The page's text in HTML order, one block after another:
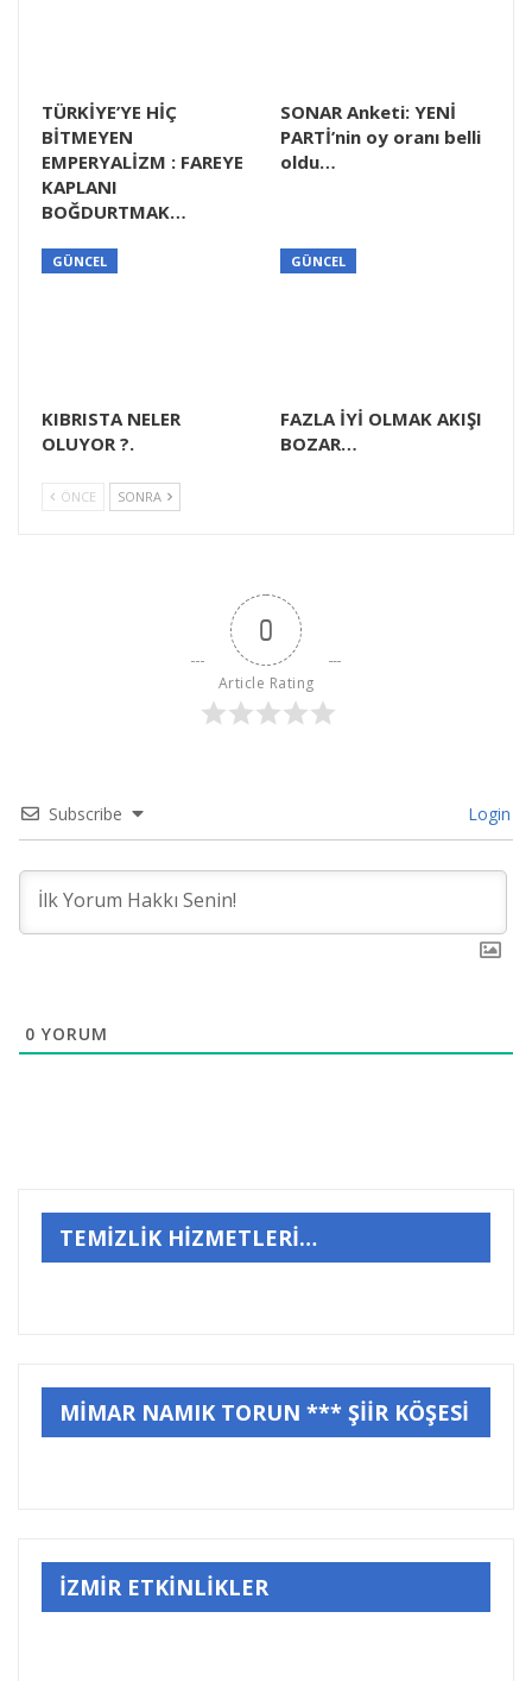
TÜRKİYE’YE HİÇ
BİTMEYEN
EMPERYALİZM : FAREYE
KAPLANI
BOĞDURTMAK…
SONAR Anketi: YENİ
PARTİ’nin oy oranı belli
oldu…
GÜNCEL
KIBRISTA NELER
OLUYOR ?.
GÜNCEL
FAZLA İYİ OLMAK AKIŞI
BOZAR…
ÖNCE SONRA
0
Article Rating
Subscribe Login
0 YORUM
TEMİZLİK HİZMETLERİ…
MİMAR NAMIK TORUN *** ŞİİR KÖŞESİ
İZMİR ETKİNLİKLER